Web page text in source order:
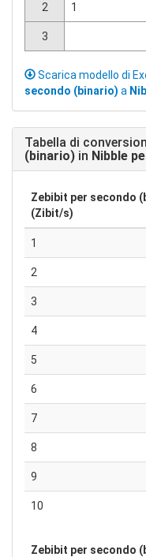
2 1
3
Scarica modello di
secondo (binario) a
Tabella di
(binario) in Nibble
Zebibit per secondo
(Zibit/s)
1
2
3
4
5
6
7
8
9
10
Zebibit per secondo